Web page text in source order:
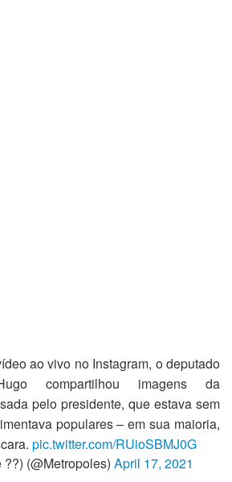
ao vivo no Instagram, o deputado
compartilhou imagens da
pelo presidente, que estava sem
populares – em sua maioria,
pic.twitter.com/RUioSBMJ0G
(@Metropoles) April 17, 2021